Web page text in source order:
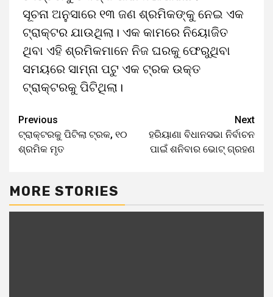
ସୂଚନା ଅନୁସାରେ ୧୩ ଜଣ ଶ୍ରମିକଙ୍କୁ ନେଇ ଏକ
ଟ୍ରାକ୍ଟର ଯାଉଥିଲା। ଏକ କାମରେ ନିୟୋଜିତ
ଥିବା ଏହି ଶ୍ରମିକମାନେ ନିଜ ଘରକୁ ଫେରୁଥିବା
ସମୟରେ ସାମ୍ନା ପଟୁ ଏକ ଟ୍ରକ ଉକ୍ତ
ଟ୍ରାକ୍ଟରକୁ ପିଟିଥିଲା।
Previous
ଟ୍ରାକ୍ଟରକୁ ପିଟିଲା ଟ୍ରକ, ୧୦
ଶ୍ରମିକ ମୃତ
Next
ହରିୟାଣା ବିଧାନସଭା ନିର୍ବାଚନ
ପାଇଁ ଶନିବାର ଭୋଟ୍ ଗ୍ରହଣ
MORE STORIES